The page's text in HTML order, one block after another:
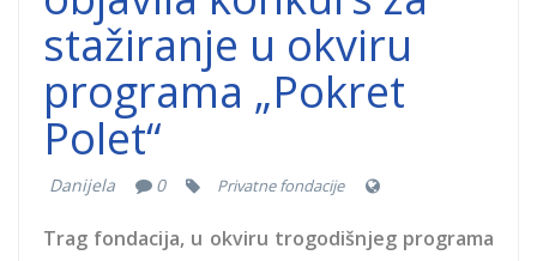
stažiranje u okviru
programa „Pokret
Polet“
Danijela 0 Privatne fondacije
Trag fondacija, u okviru trogodišnjeg programa